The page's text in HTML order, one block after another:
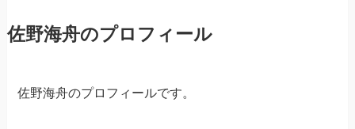
佐野海舟のプロフィール
佐野海舟のプロフィールです。